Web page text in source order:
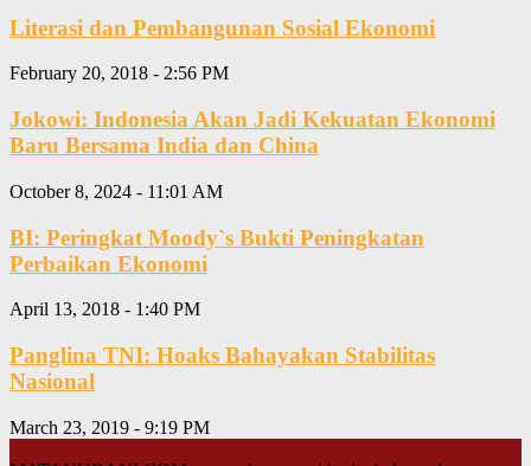
Literasi dan Pembangunan Sosial Ekonomi
February 20, 2018 - 2:56 PM
Jokowi: Indonesia Akan Jadi Kekuatan Ekonomi
Baru Bersama India dan China
October 8, 2024 - 11:01 AM
BI: Peringkat Moody`s Bukti Peningkatan
Perbaikan Ekonomi
April 13, 2018 - 1:40 PM
Panglina TNI: Hoaks Bahayakan Stabilitas
Nasional
March 23, 2019 - 9:19 PM